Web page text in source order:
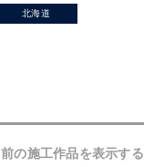
北海道
前の施工作品を表示する